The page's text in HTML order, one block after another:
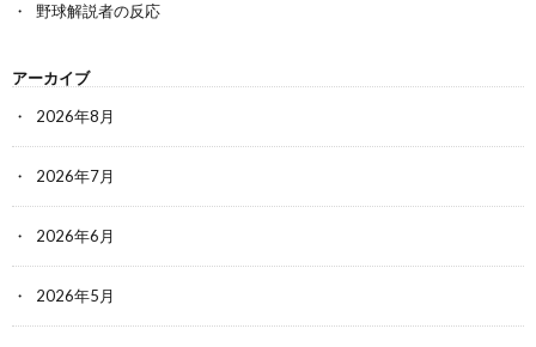
野球解説者の反応
アーカイブ
2026年8月
2026年7月
2026年6月
2026年5月